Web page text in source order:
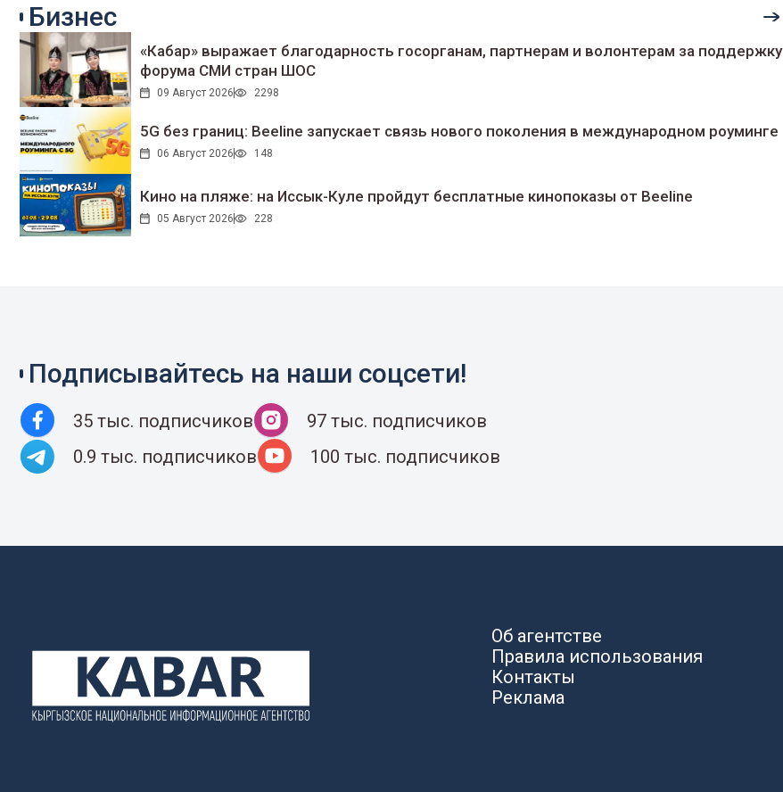
Бизнес
«Кабар» выражает благодарность госорганам, партнерам и волонтерам за поддержку
форума СМИ стран ШОС
09 Август 2026 2298
5G без границ: Beeline запускает связь нового поколения в международном роуминге
06 Август 2026 148
Кино на пляже: на Иссык-Куле пройдут беcплатные кинопоказы от Beeline
05 Август 2026 228
Подписывайтесь на наши соцсети!
35 тыс. подписчиков
97 тыс. подписчиков
0.9 тыс. подписчиков
100 тыс. подписчиков
Об агентстве
Правила использования
Контакты
Реклама